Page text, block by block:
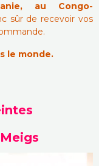
au Congo-
sûr de recevoir vos
le monde.